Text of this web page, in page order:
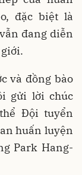
đặc biệt là
đang diễn
và đồng bào
gửi lời chúc
Đội tuyển
huấn luyện
Park Hang-